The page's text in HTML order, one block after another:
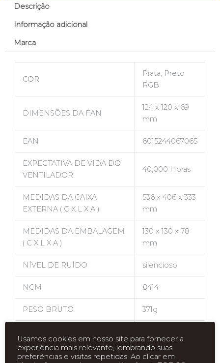
Descrição
Informação adicional
Marca
COR
Prata, Preto
RGB
DIMENSÕES DA FAN
124 x 120 x 69
mm
EAN 6015244067065
EXPECTATIVA DE VIDA DO
VENTILADOR
40,000 Horas
MEDIDAS DA CAIXA
EXTERNA ( C X L X A )
536 x 406 x 333
mm
MEDIDAS DA EMBALAGEM
( C X L X A )
130 x 130 x 78
mm
NÍVEL DE RUÍDO silencioso
NCM 8414
PESO BRUTO 371g
EXTERNA)
18.59 Kg
Usamos cookies em nosso site para fornecer a
experiência mais relevante, lembrando suas
preferências e visitas repetidas. Ao clicar em